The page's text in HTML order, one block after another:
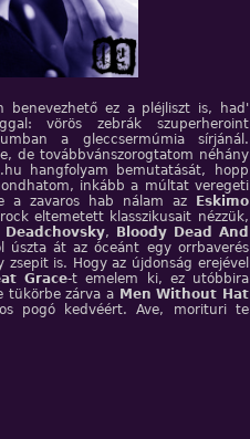
benevezhető ez a pléjliszt is, had'
vörös zebrák szuperheroint
a gleccsermúmia sírjánál.
de továbbvánszorogtatom néhány
hangfolyam bemutatását, hopp
inkább a múltat veregeti
a zavaros hab nálam az
Eskimo
eltemetett klasszikusait nézzük,
Deadchovsky,
Bloody Dead And
úszta át az óceánt egy orrbaverés
is. Hogy az újdonság erejével
Grace-t emelem ki, ez utóbbira
tükörbe zárva a Men Without Hat
pogó kedvéért. Ave, morituri te